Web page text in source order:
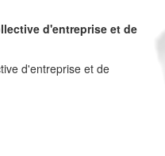
d'entreprise et de
d'entreprise et de